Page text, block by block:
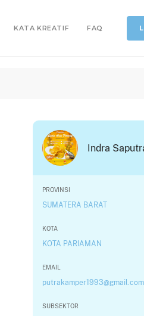
KATA KREATIF FAQ
Indra
PROVINSI
SUMATERA BARAT
KOTA
KOTA PARIAMAN
EMAIL
putrakamper1993@gmail.com
SUBSEKTOR